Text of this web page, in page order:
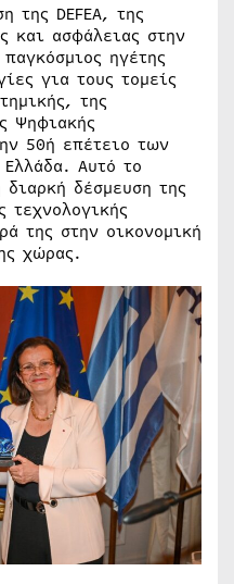
της DEFEA, της
και ασφάλειας στην
ηγέτης
για τους τομείς
της
Ψηφιακής
50ή επέτειο των
Αυτό το
δέσμευση της
της στην οικονομική
χώρας.